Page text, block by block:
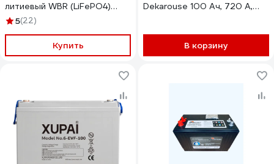
литиевый WBR (LiFePO4)
MBLi24V 100 WBR
5(22)
Купить
Dekarouse 100 Ач, 720 А,
В корзину